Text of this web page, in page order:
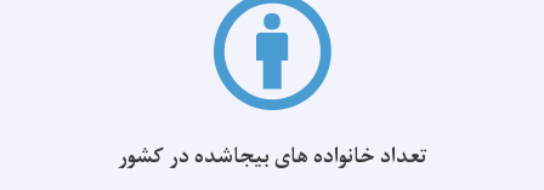
تعداد خانواده های بیجاشده در کشور